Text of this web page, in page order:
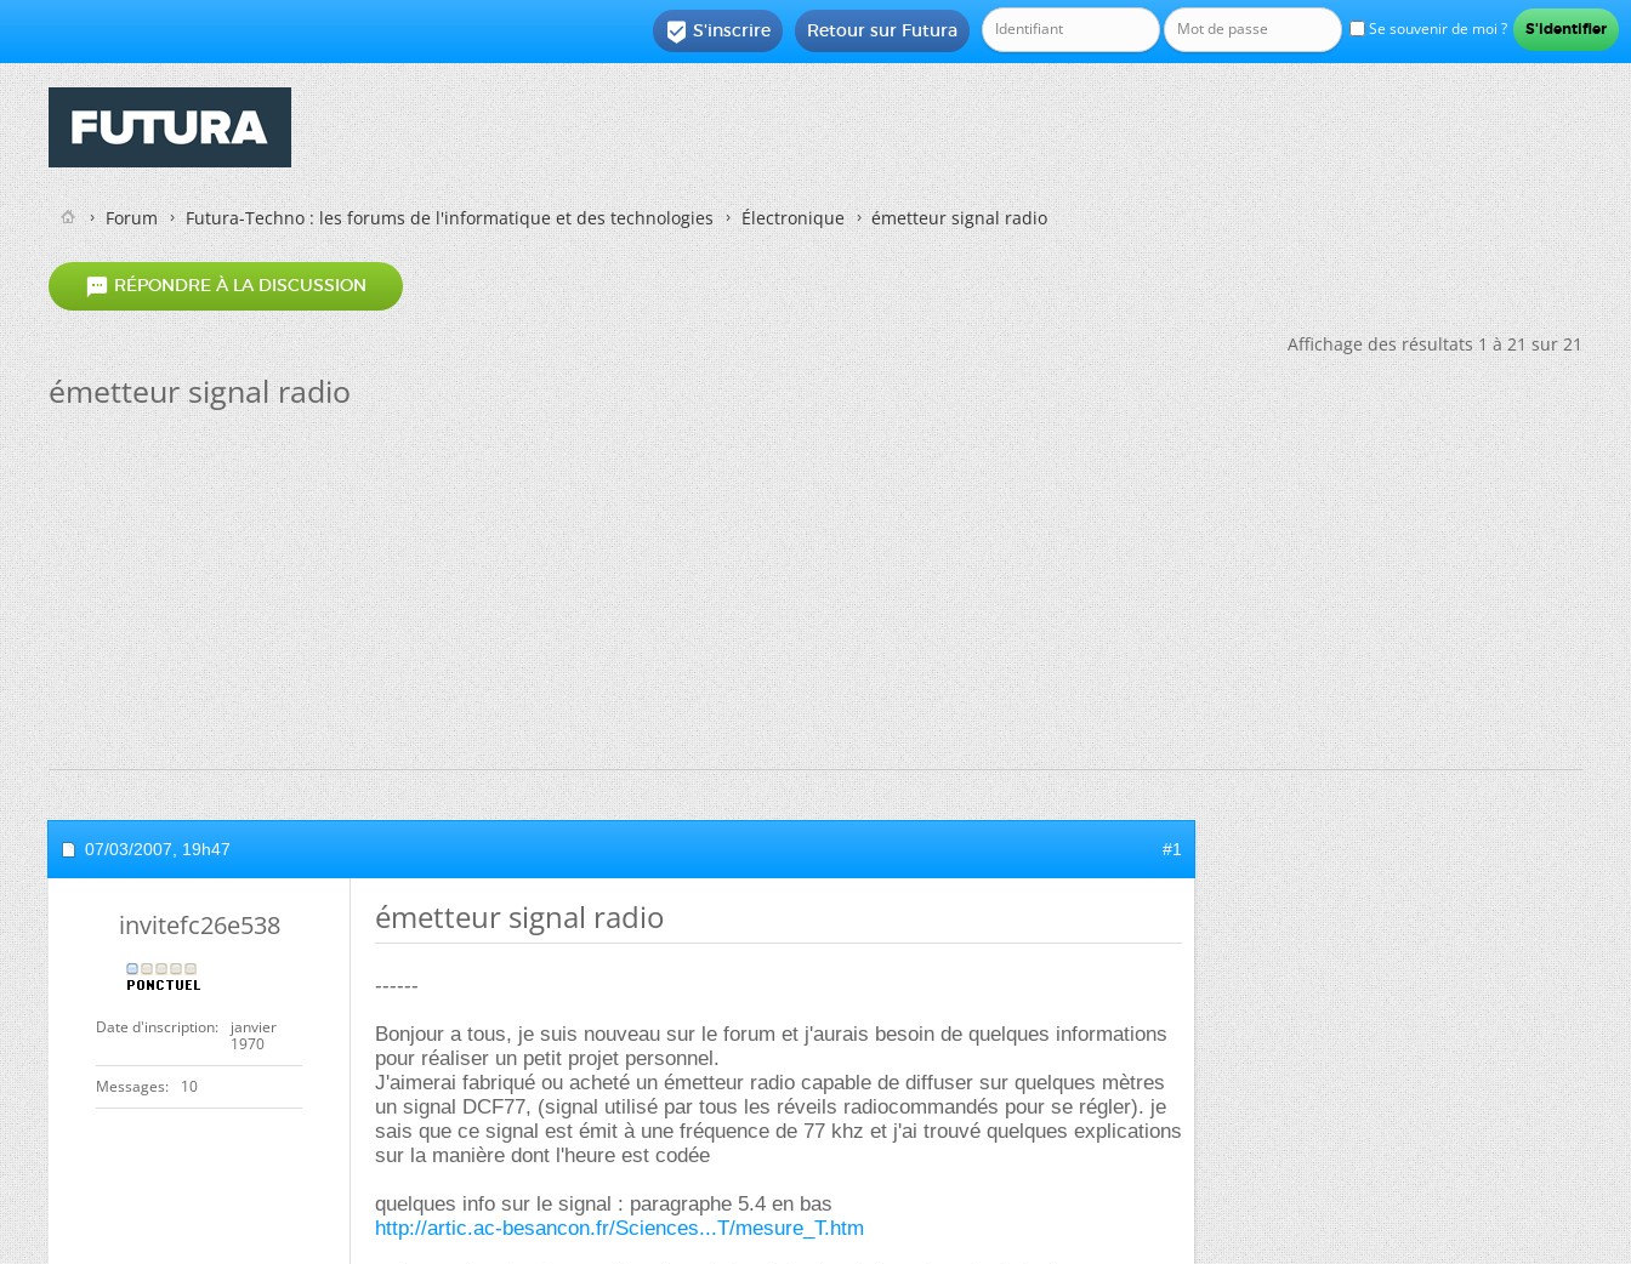
Se souvenir de moi ?
Retour sur Futura
 S'inscrire
Forum Futura-Techno : les forums de l'informatique et des technologies Électronique émetteur signal radio
 RÉPONDRE À LA DISCUSSION
Affichage des résultats 1 à 21 sur 21
émetteur signal radio
07/03/2007, 19h47 #1
invitefc26e538
Date d'inscription
janvier
1970
Messages 10
émetteur signal radio
------
Bonjour a tous, je suis nouveau sur le forum et j'aurais besoin de quelques informations
pour réaliser un petit projet personnel.
J'aimerai fabriqué ou acheté un émetteur radio capable de diffuser sur quelques mètres
un signal DCF77, (signal utilisé par tous les réveils radiocommandés pour se régler). je
sais que ce signal est émit à une fréquence de 77 khz et j'ai trouvé quelques explications
sur la manière dont l'heure est codée
quelques info sur le signal : paragraphe 5.4 en bas
http://artic.ac-besancon.fr/Sciences...T/mesure_T.htm